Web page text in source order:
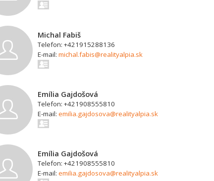
Michal Fabiš
Telefon: +421915288136
E-mail:michal.fabis@realityalpia.sk
Emília Gajdošová
Telefon: +421908555810
E-mail:emilia.gajdosova@realityalpia.sk
Emília Gajdošová
Telefon: +421908555810
E-mail:emilia.gajdosova@realityalpia.sk